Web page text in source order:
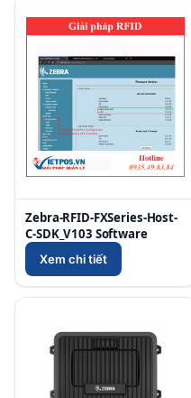
Zebra-RFID-FXSeries-Host-
C-SDK_V103 Software
Xem chi tiết